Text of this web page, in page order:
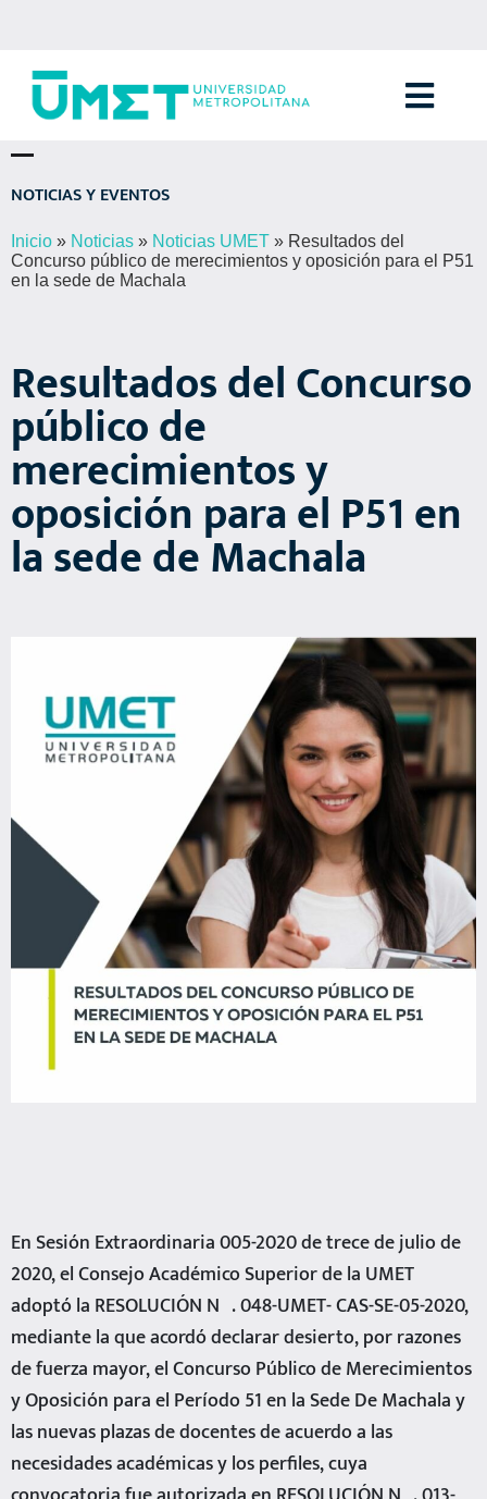
Inicio » Noticias » Noticias UMET » Resultados del
Concurso público de merecimientos y oposición para el P51
en la sede de Machala
Resultados del Concurso
público de
merecimientos y
oposición para el P51 en
la sede de Machala
En Sesión Extraordinaria 005-2020 de trece de julio de
2020, el Consejo Académico Superior de la UMET
adoptó la RESOLUCIÓN Nº. 048-UMET- CAS-SE-05-2020,
mediante la que acordó declarar desierto, por razones
de fuerza mayor, el Concurso Público de Merecimientos
y Oposición para el Período 51 en la Sede De Machala y
las nuevas plazas de docentes de acuerdo a las
necesidades académicas y los perfiles, cuya